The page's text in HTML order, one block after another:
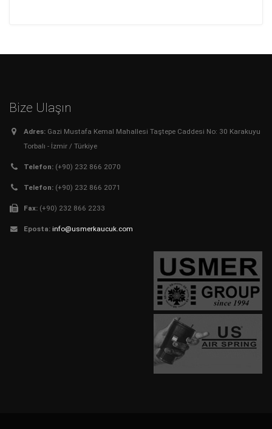
Bize Ulaşın
Adres: Gazi Mustafa Kemal Mahallesi Taştepe Caddesi No: 30 Karakuyu
Torbalı - İzmir / Türkiye
Telefon: (+90) 232 866 2070
Telefon: (+90) 232 866 2071
Fax: (+90) 232 866 2233
Eposta: info@usmerkaucuk.com